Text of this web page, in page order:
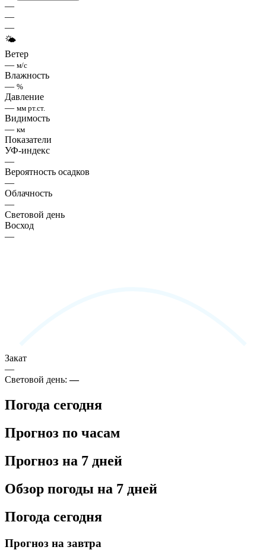
—
—
—
🌤
Ветер
— м/с
Влажность
— %
Давление
— мм рт.ст.
Видимость
— км
Показатели
УФ-индекс
—
Вероятность осадков
—
Облачность
—
Световой день
Восход
—
Закат
—
Световой день:—
Погода сегодня
Прогноз по часам
Прогноз на 7 дней
Обзор погоды на 7 дней
Погода сегодня
Прогноз на завтра